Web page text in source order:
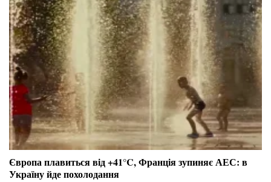
Європа плавиться від +41°C, Франція зупиняє АЕС: в
Україну йде похолодання